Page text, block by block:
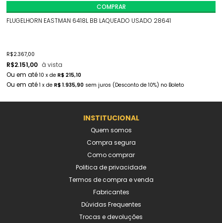
FLUGELHORN EASTMAN 6418L BB LAQUEADO USADO 28641
R$2.367,00
R$2.151,00 à vista
10 x de R$ 215,10
1 x de R$ 1.935,90 sem juros (Desconto de 10%) no Boleto
COMPRAR
INSTITUCIONAL
Quem somos
Compra segura
Como comprar
Politica de privacidade
Termos de compra e venda
Fabricantes
Dúvidas Frequentes
Trocas e devoluções